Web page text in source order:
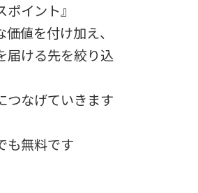
ポイント』
値を付け加え、
届ける先を絞り込
つなげていきます
も無料です